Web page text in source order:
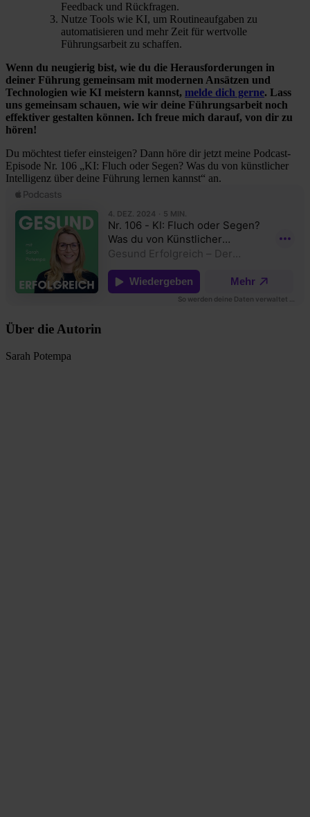
Feedback und Rückfragen.
Nutze Tools wie KI, um Routineaufgaben zu
automatisieren und mehr Zeit für wertvolle
Führungsarbeit zu schaffen.
Wenn du neugierig bist, wie du die Herausforderungen in
deiner Führung gemeinsam mit modernen Ansätzen und
Technologien wie KI meistern kannst, melde dich gerne. Lass
uns gemeinsam schauen, wie wir deine Führungsarbeit noch
effektiver gestalten können. Ich freue mich darauf, von dir zu
hören!
Du möchtest tiefer einsteigen? Dann höre dir jetzt meine Podcast-
Episode Nr. 106 „KI: Fluch oder Segen? Was du von künstlicher
Intelligenz über deine Führung lernen kannst“ an.
Über die Autorin
Sarah Potempa